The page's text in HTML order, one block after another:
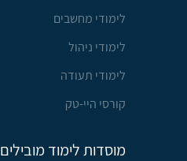
לימודי מחשבים
לימודי ניהול
לימודי תעודה
קורסי היי-טק
מוסדות לימוד מובילים